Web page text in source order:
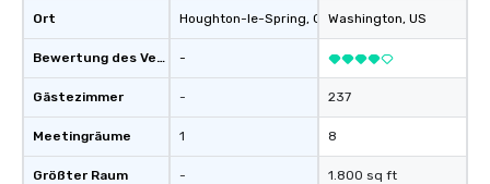
Ort
Bewertung des Veranstaltungsortes
Gästezimmer
Meetingräume
Größter Raum
Houghton-le-Spring, GB1
-
-
1
-
Washington, US
237
8
1.800 sq ft